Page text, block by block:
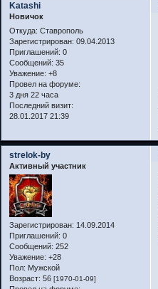
Katashi
Новичок
Откуда: Ставрополь
Зарегистрирован: 09.04.2013
Приглашений: 0
Сообщений: 35
Уважение: +8
Провел на форуме:
3 дня 22 часа
Последний визит:
28.01.2017 21:39
strelok-by
Активный участник
Зарегистрирован: 14.09.2014
Приглашений: 0
Сообщений: 252
Уважение: +28
Пол: Мужской
Возраст: 56 [1970-01-09]